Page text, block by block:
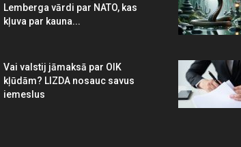
Lemberga vārdi par NATO, kas
kļuva par kauna...
Vai valstij jāmaksā par OIK
kļūdām? LIZDA nosauc savus
iemeslus